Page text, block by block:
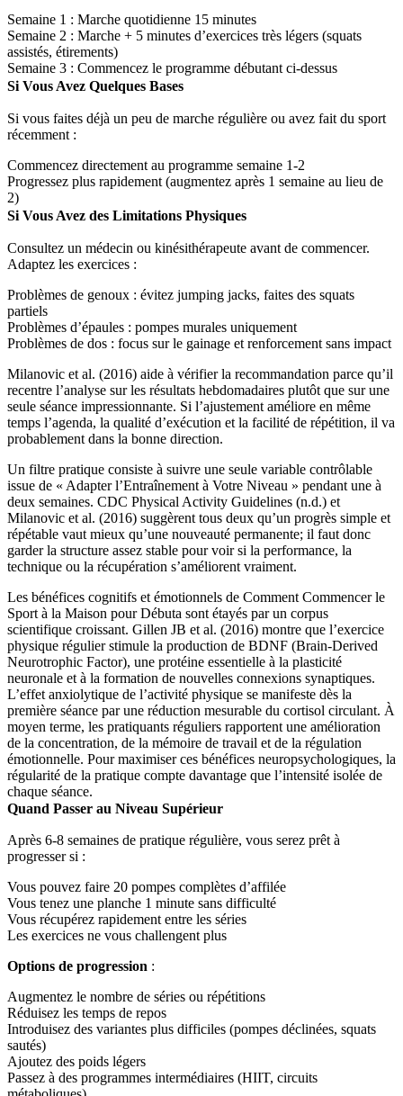
Semaine 1 : Marche quotidienne 15 minutes
Semaine 2 : Marche + 5 minutes d’exercices très légers (squats
assistés, étirements)
Semaine 3 : Commencez le programme débutant ci-dessus
Si Vous Avez Quelques Bases
Si vous faites déjà un peu de marche régulière ou avez fait du sport
récemment :
Commencez directement au programme semaine 1-2
Progressez plus rapidement (augmentez après 1 semaine au lieu de
2)
Si Vous Avez des Limitations Physiques
Consultez un médecin ou kinésithérapeute avant de commencer.
Adaptez les exercices :
Problèmes de genoux : évitez jumping jacks, faites des squats
partiels
Problèmes d’épaules : pompes murales uniquement
Problèmes de dos : focus sur le gainage et renforcement sans impact
Milanovic et al. (2016) aide à vérifier la recommandation parce qu’il
recentre l’analyse sur les résultats hebdomadaires plutôt que sur une
seule séance impressionnante. Si l’ajustement améliore en même
temps l’agenda, la qualité d’exécution et la facilité de répétition, il va
probablement dans la bonne direction.
Un filtre pratique consiste à suivre une seule variable contrôlable
issue de « Adapter l’Entraînement à Votre Niveau » pendant une à
deux semaines. CDC Physical Activity Guidelines (n.d.) et
Milanovic et al. (2016) suggèrent tous deux qu’un progrès simple et
répétable vaut mieux qu’une nouveauté permanente; il faut donc
garder la structure assez stable pour voir si la performance, la
technique ou la récupération s’améliorent vraiment.
Les bénéfices cognitifs et émotionnels de Comment Commencer le
Sport à la Maison pour Débuta sont étayés par un corpus
scientifique croissant. Gillen JB et al. (2016) montre que l’exercice
physique régulier stimule la production de BDNF (Brain-Derived
Neurotrophic Factor), une protéine essentielle à la plasticité
neuronale et à la formation de nouvelles connexions synaptiques.
L’effet anxiolytique de l’activité physique se manifeste dès la
première séance par une réduction mesurable du cortisol circulant. À
moyen terme, les pratiquants réguliers rapportent une amélioration
de la concentration, de la mémoire de travail et de la régulation
émotionnelle. Pour maximiser ces bénéfices neuropsychologiques, la
régularité de la pratique compte davantage que l’intensité isolée de
chaque séance.
Quand Passer au Niveau Supérieur
Après 6-8 semaines de pratique régulière, vous serez prêt à
progresser si :
Vous pouvez faire 20 pompes complètes d’affilée
Vous tenez une planche 1 minute sans difficulté
Vous récupérez rapidement entre les séries
Les exercices ne vous challengent plus
Options de progression :
Augmentez le nombre de séries ou répétitions
Réduisez les temps de repos
Introduisez des variantes plus difficiles (pompes déclinées, squats
sautés)
Ajoutez des poids légers
Passez à des programmes intermédiaires (HIIT, circuits